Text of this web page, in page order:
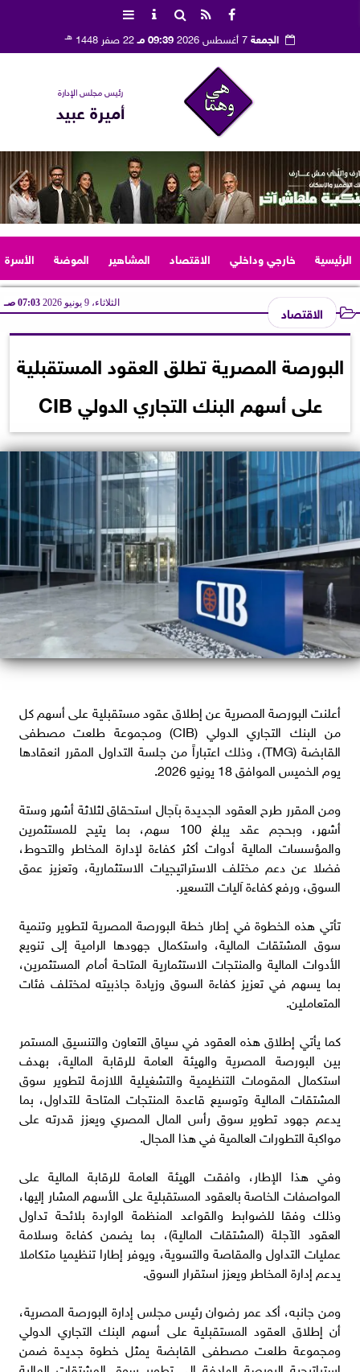
الجمعة 09:39 مـ 22 صفر 1448 هـ
رئيس مجلس الإدارة
أميرة عبيد
الرئيسية خارجي وداخلي الاقتصاد المشاهير الموضة الأسرة
الاقتصاد الثلاثاء، 9 يونيو 2026 07:03 صـ
البورصة المصرية تطلق العقود المستقبلية
على أسهم البنك التجاري الدولي CIB
أعلنت البورصة المصرية عن إطلاق عقود مستقبلية على أسهم كل
من البنك التجاري الدولي (CIB) ومجموعة طلعت مصطفى
القابضة (TMG)، وذلك اعتباراً من جلسة التداول المقرر انعقادها
يوم الخميس الموافق 18 يونيو 2026.
ومن المقرر طرح العقود الجديدة بآجال استحقاق لثلاثة أشهر وستة
أشهر، وبحجم عقد يبلغ 100 سهم، بما يتيح للمستثمرين
والمؤسسات المالية أدوات أكثر كفاءة لإدارة المخاطر والتحوط،
فضلا عن دعم مختلف الاستراتيجيات الاستثمارية، وتعزيز عمق
السوق، ورفع كفاءة آليات التسعير.
تأتي هذه الخطوة في إطار خطة البورصة المصرية لتطوير وتنمية
سوق المشتقات المالية، واستكمال جهودها الرامية إلى تنويع
الأدوات المالية والمنتجات الاستثمارية المتاحة أمام المستثمرين،
بما يسهم في تعزيز كفاءة السوق وزيادة جاذبيته لمختلف فئات
المتعاملين.
كما يأتي إطلاق هذه العقود في سياق التعاون والتنسيق المستمر
بين البورصة المصرية والهيئة العامة للرقابة المالية، بهدف
استكمال المقومات التنظيمية والتشغيلية اللازمة لتطوير سوق
المشتقات المالية وتوسيع قاعدة المنتجات المتاحة للتداول، بما
يدعم جهود تطوير سوق رأس المال المصري ويعزز قدرته على
مواكبة التطورات العالمية في هذا المجال.
وفي هذا الإطار، وافقت الهيئة العامة للرقابة المالية على
المواصفات الخاصة بالعقود المستقبلية على الأسهم المشار إليها،
وذلك وفقا للضوابط والقواعد المنظمة الواردة بلائحة تداول
العقود الآجلة (المشتقات المالية)، بما يضمن كفاءة وسلامة
عمليات التداول والمقاصة والتسوية، ويوفر إطارا تنظيميا متكاملا
يدعم إدارة المخاطر ويعزز استقرار السوق.
ومن جانبه، أكد عمر رضوان رئيس مجلس إدارة البورصة المصرية،
أن إطلاق العقود المستقبلية على أسهم البنك التجاري الدولي
ومجموعة طلعت مصطفى القابضة يمثل خطوة جديدة ضمن